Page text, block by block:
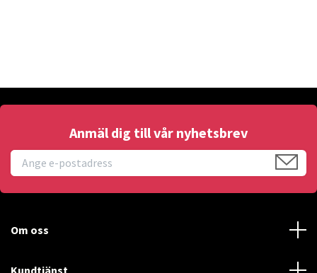
Anmäl dig till vår nyhetsbrev
Om oss
Kundtjänst